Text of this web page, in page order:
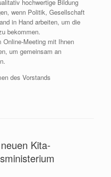
hochwertige Bildung
wenn Politik, Gesellschaft
in Hand arbeiten, um die
bekommen.
Online-Meeting mit Ihnen
um gemeinsam an
des Vorstands
Kita-